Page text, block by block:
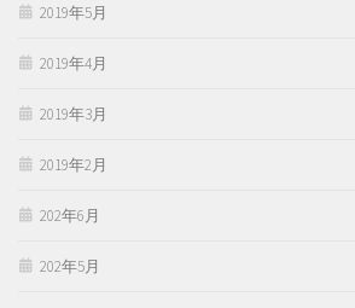
2019年5月
2019年4月
2019年3月
2019年2月
202年6月
202年5月